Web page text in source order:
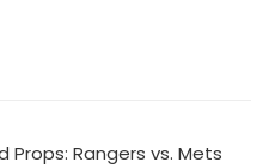
Props: Rangers vs. Mets